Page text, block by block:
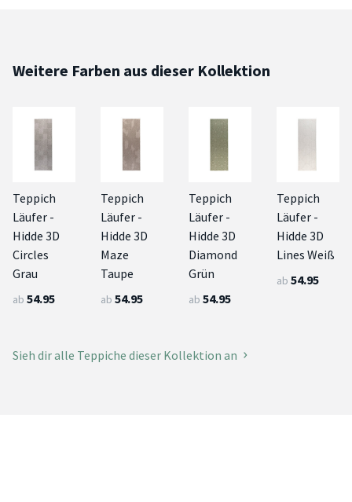
Weitere Farben aus dieser Kollektion
Teppich
Läufer -
Hidde 3D
Circles
Grau
ab 54.95
Teppich
Läufer -
Hidde 3D
Maze
Taupe
ab 54.95
Teppich
Läufer -
Hidde 3D
Diamond
Grün
ab 54.95
Teppich
Läufer -
Hidde 3D
Lines Weiß
ab 54.95
Sieh dir alle Teppiche dieser Kollektion an